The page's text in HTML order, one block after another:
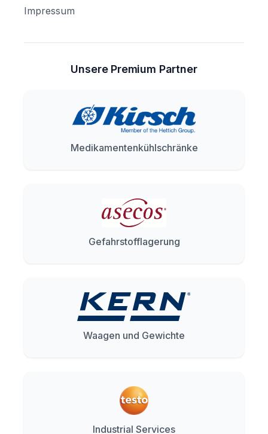
Impressum
Unsere Premium Partner
Medikamentenkühlschränke
Gefahrstofflagerung
Waagen und Gewichte
Industrial Services